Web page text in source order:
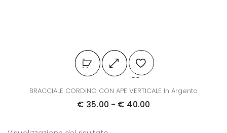
u
BRACCIALE CORDINO CON APE VERTICALE In Argento
€ 35.00 - € 40.00